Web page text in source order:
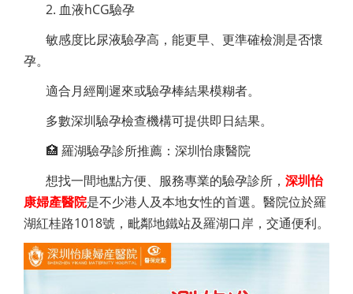
2. 血液hCG驗孕
敏感度比尿液驗孕高，能更早、更準確檢測是否懷
孕。
適合月經剛遲來或驗孕棒結果模糊者。
多數深圳驗孕檢查機構可提供即日結果。
🏥 羅湖驗孕診所推薦：深圳怡康醫院
想找一間地點方便、服務專業的驗孕診所， 深圳怡
康婦產醫院是不少港人及本地女性的首選。醫院位於羅
湖紅桂路1018號，毗鄰地鐵站及羅湖口岸，交通便利。